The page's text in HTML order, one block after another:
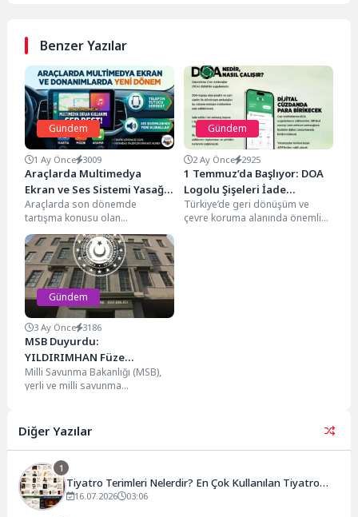
Benzer Yazılar
Gündem
1 Ay Önce 3009
Araçlarda Multimedya
Ekran ve Ses Sistemi Yasağı
Kalkıyor: Yeni Kurallar Belli
Oldu
Araçlarda son dönemde
tartışma konusu olan
multimedya ekran, telefon tutucu
ve ses sistemi ekipmanlarıyla
ilgili...
Gündem
2 Ay Önce 2925
1 Temmuz’da Başlıyor: DOA
Logolu Şişeleri İade
Edenlere 1 TL Ödenecek
Türkiye’de geri dönüşüm ve
çevre koruma alanında önemli
Gündem
3 Ay Önce 3186
MSB Duyurdu:
YILDIRIMHAN Füze
Sisteminde Saha Testleri
Sürüyor
Milli Savunma Bakanlığı (MSB),
yerli ve milli savunma
menzilli füze...
Diğer Yazılar
1
Tiyatro Terimleri Nelerdir? En Çok Kullanılan Tiyatro
Kavramları ve Anlamları
16.07.2026 03:06